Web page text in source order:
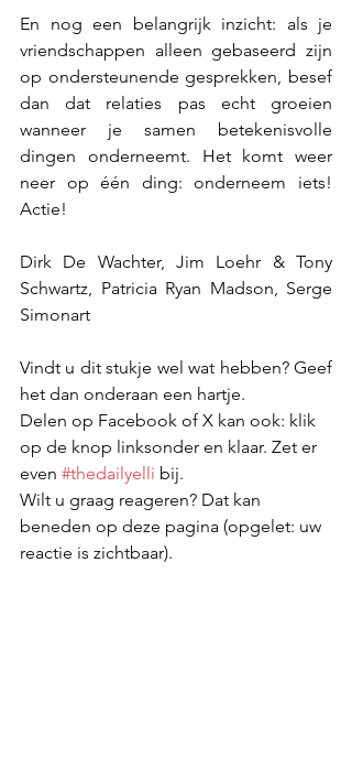
En nog een belangrijk inzicht: als je
vriendschappen alleen gebaseerd zijn
op ondersteunende gesprekken, besef
dan dat relaties pas echt groeien
wanneer je samen betekenisvolle
dingen onderneemt. Het komt weer
neer op één ding: onderneem iets!
Actie!
Dirk De Wachter, Jim Loehr & Tony
Schwartz, Patricia Ryan Madson, Serge
Simonart
Vindt u dit stukje wel wat hebben? Geef
het dan onderaan een hartje.
Delen op Facebook of X kan ook: klik
op de knop linksonder en klaar. Zet er
even #thedailyelli bij.
Wilt u graag reageren? Dat kan
beneden op deze pagina (opgelet: uw
reactie is zichtbaar).